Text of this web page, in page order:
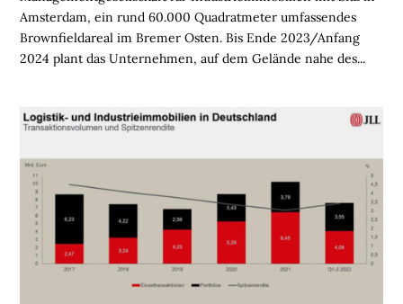
N
A
C
H
A
I
Amsterdam, ein rund 60.000 Quadratmeter umfassendes
Brownfieldareal im Bremer Osten. Bis Ende 2023/Anfang
2024 plant das Unternehmen, auf dem Gelände nahe des...